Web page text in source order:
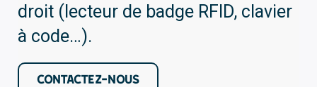
droit (lecteur de badge RFID, clavier
à code…).
CONTACTEZ-NOUS